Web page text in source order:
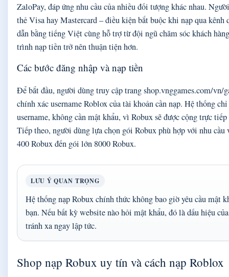
ZaloPay, đáp ứng nhu cầu của nhiều đối tượng khác nhau.
thẻ Visa hay Mastercard – điều kiện bắt buộc khi nạp qua kênh
dẫn bằng tiếng Việt cùng hỗ trợ từ đội ngũ chăm sóc khách
trình nạp tiền trở nên thuận tiện hơn.
Các bước đăng nhập và nạp tiền
Để bắt đầu, người dùng truy cập trang shop.vnggames.com/vn/
chính xác username Roblox của tài khoản cần nạp. Hệ thống
username, không cần mật khẩu, vì Robux sẽ được cộng trực
Tiếp theo, người dùng lựa chọn gói Robux phù hợp với nhu cầu
400 Robux đến gói lớn 8000 Robux.
LƯU Ý QUAN TRỌNG
Hệ thống nạp Robux chính thức không bao giờ yêu cầu mật
bạn. Nếu bất kỳ website nào hỏi mật khẩu, đó là dấu hiệu
tránh xa ngay lập tức.
Shop nạp Robux uy tín và cách nạp Roblox